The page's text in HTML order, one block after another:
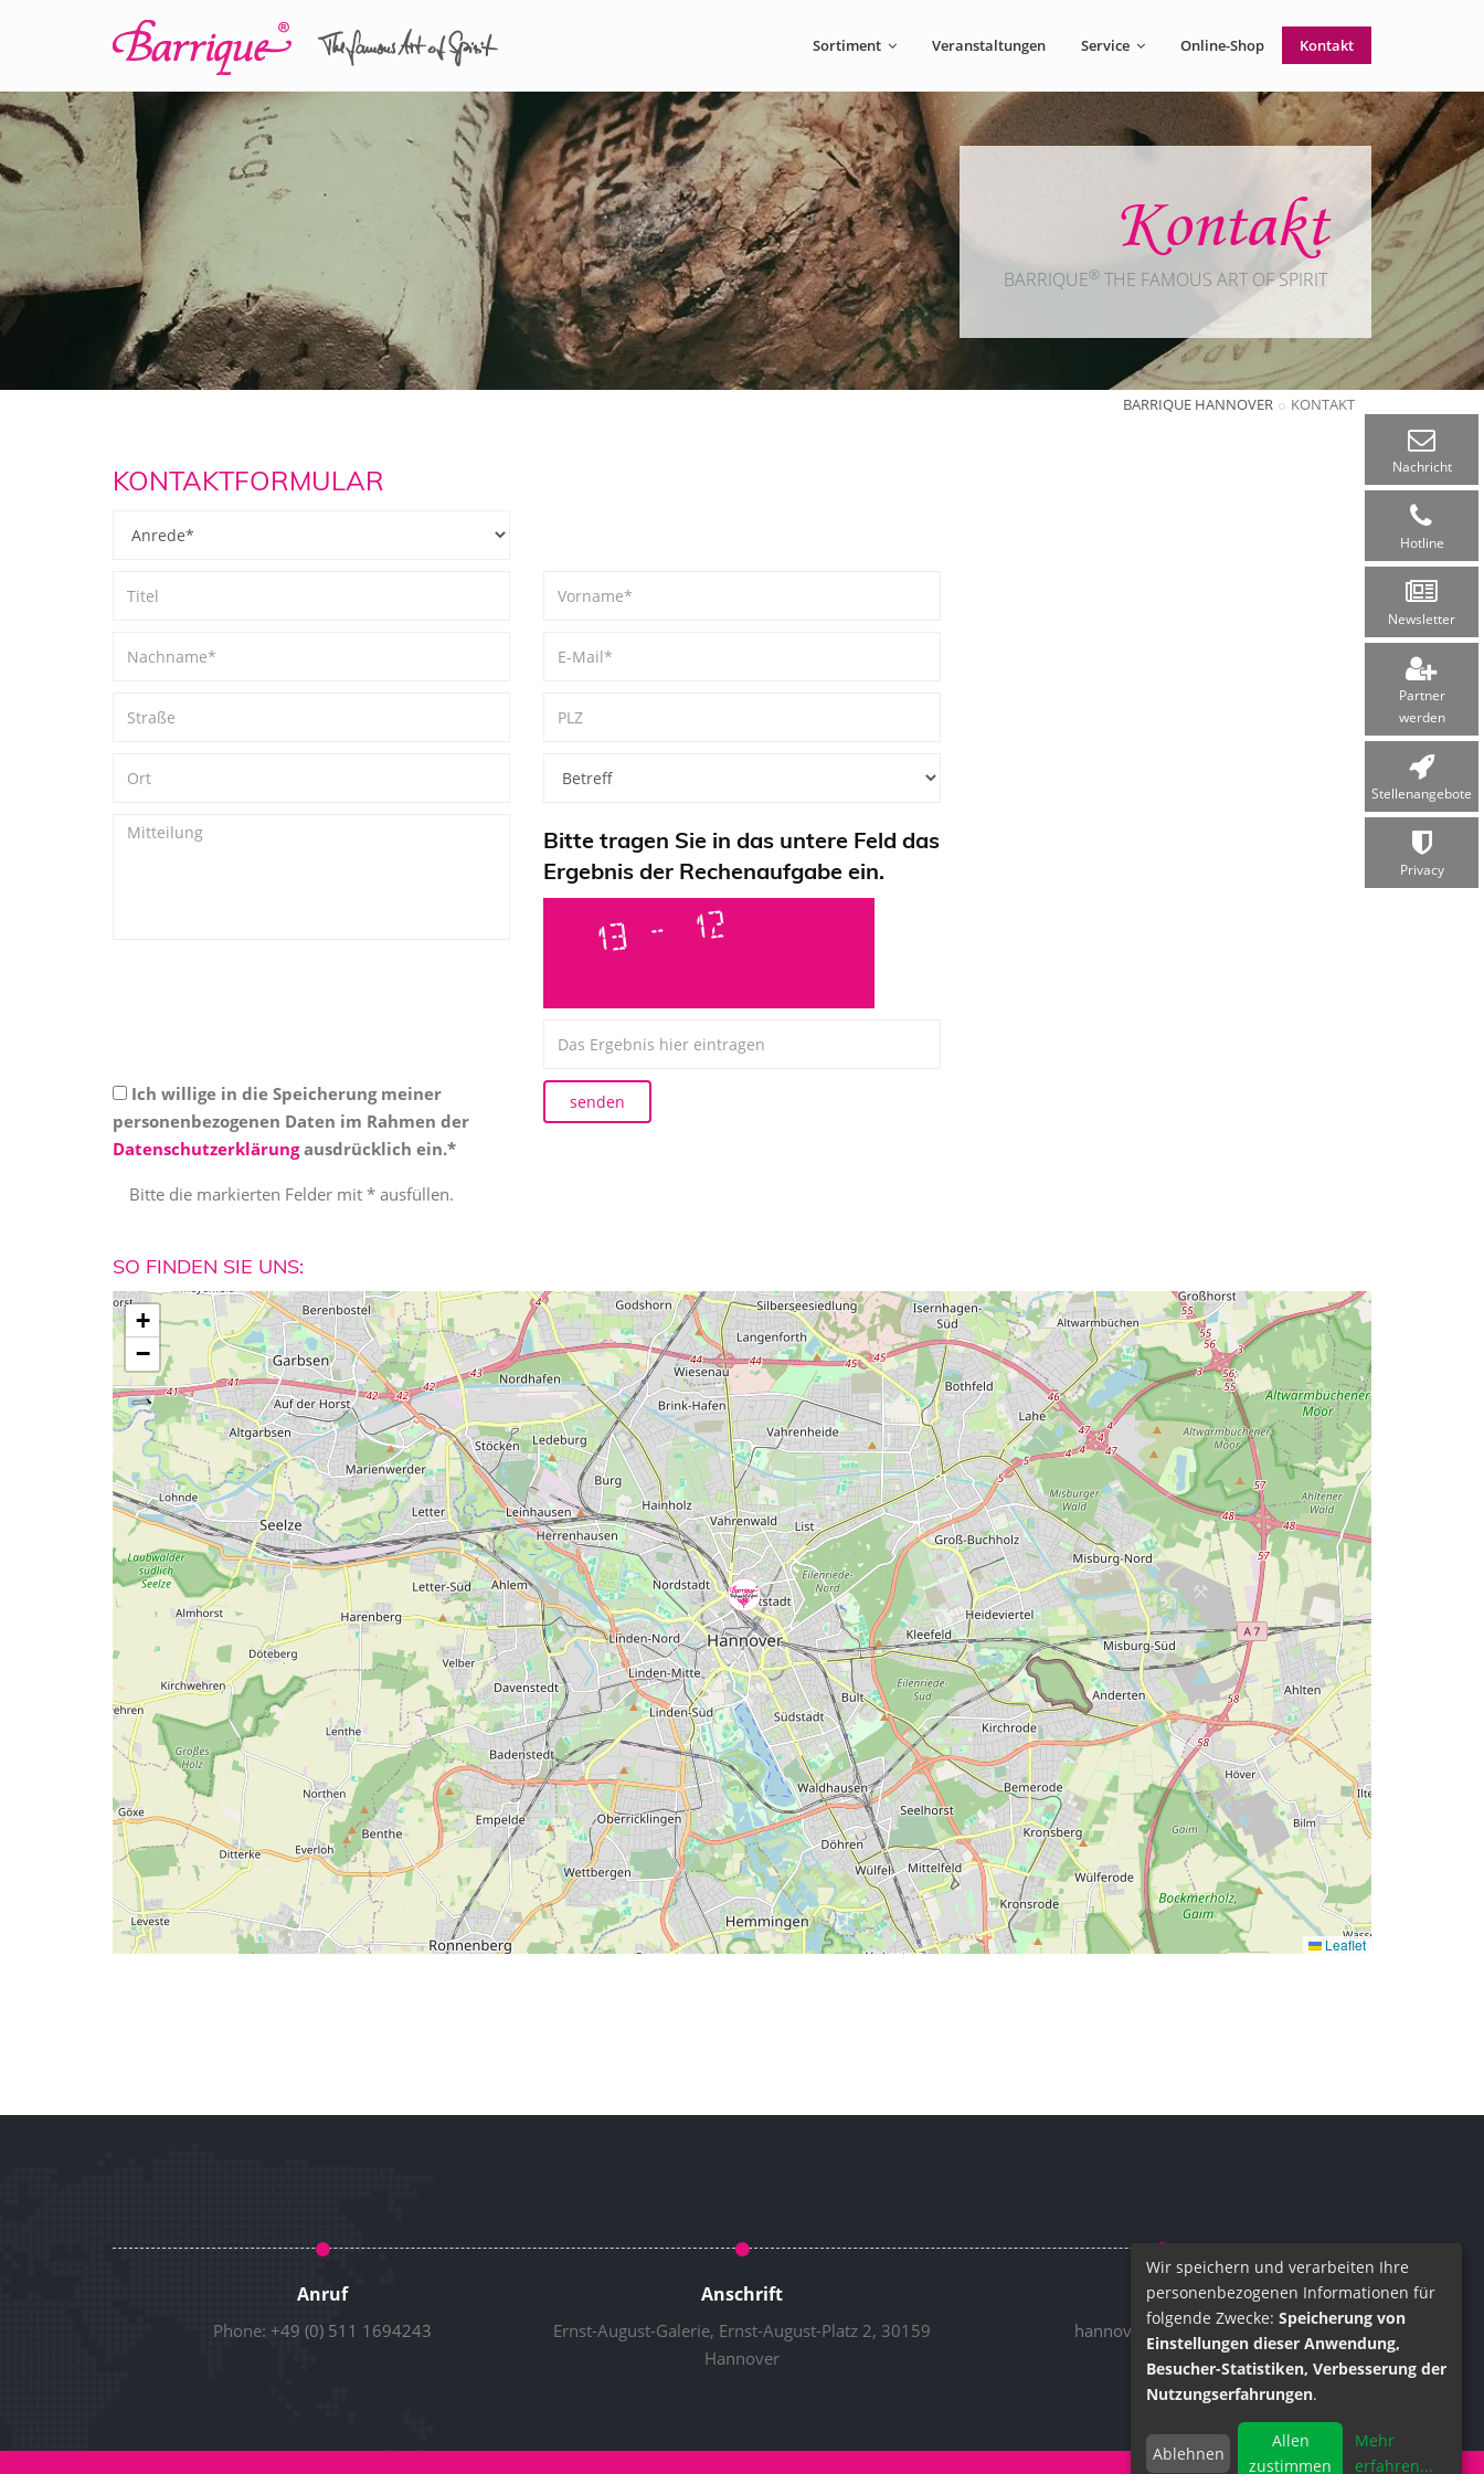
Sortiment Veranstaltungen Service Online-Shop Kontakt
Kontakt
BARRIQUE® THE FAMOUS ART OF SPIRIT
BARRIQUE HANNOVER KONTAKT
KONTAKTFORMULAR
Bitte tragen Sie in das untere Feld das
Ergebnis der Rechenaufgabe ein.
personenbezogenen Daten im Rahmen der
Datenschutzerklärungausdrücklich ein.*
Bitte die markierten Felder mit * ausfüllen.
SO FINDEN SIE UNS:
+
−
Leaflet
Anruf
Phone: +49 (0) 511 1694243
Anschrift
Ernst-August-Galerie, Ernst-August-Platz 2, 30159
Hannover
Email
hannover@barrique.de
Nachricht
Hotline
Newsletter
Partner
werden
Stellen­angebote
Privacy
Wir speichern und verarbeiten Ihre
personenbezogenen Informationen für
folgende Zwecke: Speicherung von
Einstellungen dieser Anwendung,
Besucher-Statistiken, Verbesserung der
Nutzungserfahrungen.
Ablehnen
Allen
zustimmen
Mehr
erfahren...